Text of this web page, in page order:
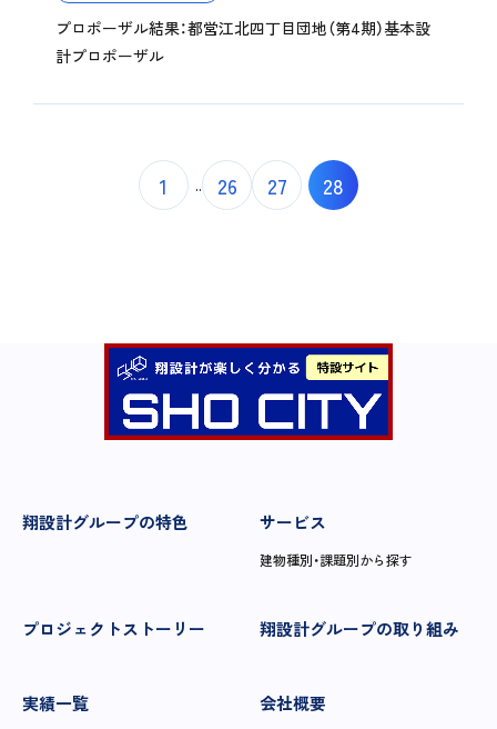
プロポーザル結果：都営江北四丁目団地（第4期）基本設
計プロポーザル
1 .. 26 27 28
翔設計グループの特色 サービス
建物種別・課題別から探す
プロジェクトストーリー 翔設計グループの取り組み
実績一覧 会社概要